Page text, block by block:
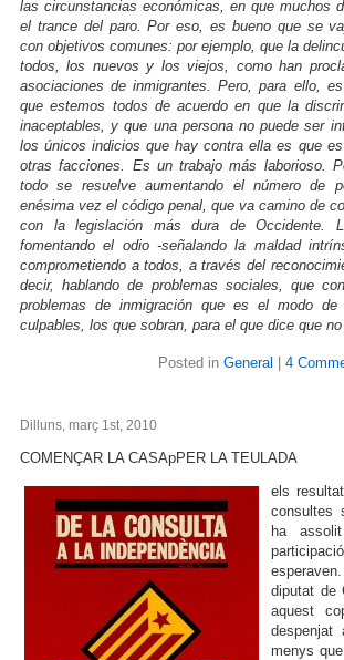
las circunstancias económicas, en que muchos
el trance del paro. Por eso, es bueno que se
con objetivos comunes: por ejemplo, que la
todos, los nuevos y los viejos, como han
asociaciones de inmigrantes. Pero, para ello,
que estemos todos de acuerdo en que la
inaceptables, y que una persona no puede ser
los únicos indicios que hay contra ella es que
otras facciones. Es un trabajo más laborioso.
todo se resuelve aumentando el número de
enésima vez el código penal, que va camino de
con la legislación más dura de Occidente.
fomentando el odio -señalando la maldad
comprometiendo a todos, a través del
decir, hablando de problemas sociales, que
problemas de inmigración que es el modo
culpables, los que sobran, para el que dice que
Posted in General 4
Dilluns, març 1st, 2010
COMENÇAR LA CASApPER LA TEULADA
els
consultes
ha
diputat de
aquest
menys